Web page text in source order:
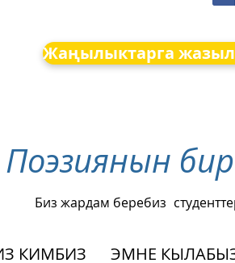
Жаңылыктарга
Поэзиянын
Биз жардам беребиз
КИМБИЗ ЭМНЕ